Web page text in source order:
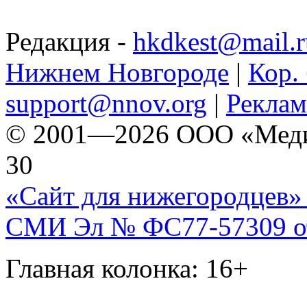
Редакция -
Нижнем Новгороде | Кор.
support@nnov.org |
© 2001—2026 ООО
30
«Сайт для нижегородцев»
СМИ Эл № ФС77-57309
Главная колонка: 16+